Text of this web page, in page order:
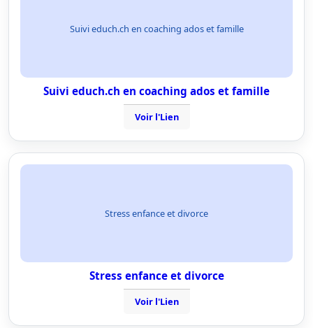
Suivi educh.ch en coaching ados et famille
Suivi educh.ch en coaching ados et famille
Voir l'Lien
Stress enfance et divorce
Stress enfance et divorce
Voir l'Lien